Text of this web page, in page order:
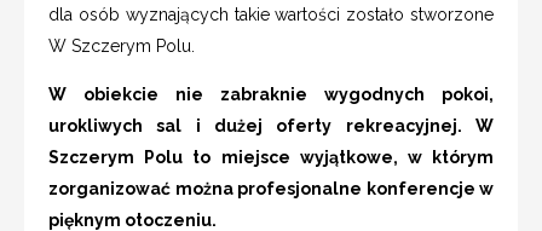
dla osób wyznających takie wartości zostało stworzone
W Szczerym Polu.
W obiekcie nie zabraknie wygodnych pokoi,
urokliwych sal i dużej oferty rekreacyjnej. W
Szczerym Polu to miejsce wyjątkowe, w którym
zorganizować można profesjonalne konferencje w
pięknym otoczeniu.